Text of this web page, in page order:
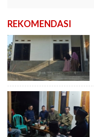
REKOMENDASI